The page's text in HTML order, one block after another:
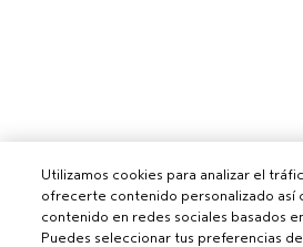
Utilizamos cookies para analizar el
ofrecerte contenido personalizado así
contenido en redes sociales basados
Puedes seleccionar tus preferencias